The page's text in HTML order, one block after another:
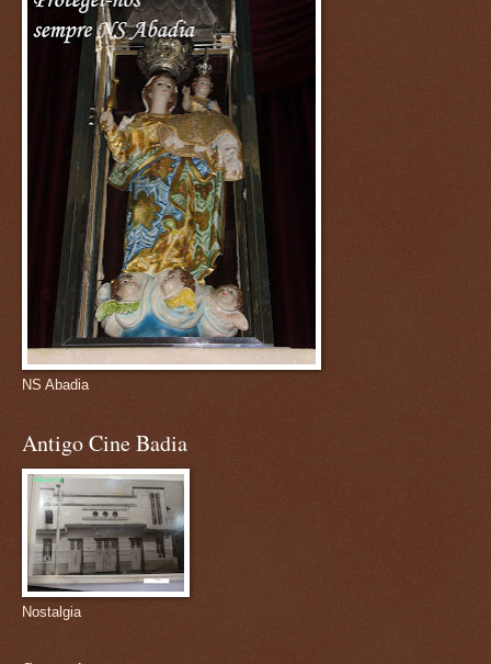
NS Abadia
Antigo Cine Badia
Nostalgia